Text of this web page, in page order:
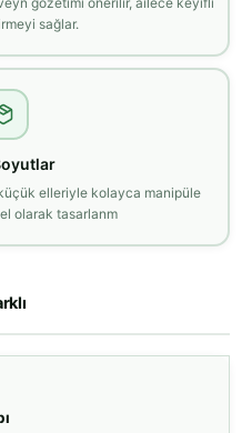
sağlar.
elleriyle kolayca manipüle
olarak tasarlanm